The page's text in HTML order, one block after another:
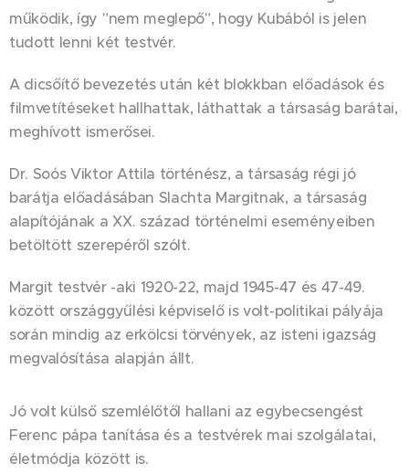
működik, így "nem meglepő", hogy Kubából is jelen
tudott lenni két testvér.
A dicsőítő bevezetés után két blokkban előadások és
filmvetítéseket hallhattak, láthattak a társaság barátai,
meghívott ismerősei.
Dr. Soós Viktor Attila történész, a társaság régi jó
barátja előadásában Slachta Margitnak, a társaság
alapítójának a XX. század történelmi eseményeiben
betöltött szerepéről szólt.
Margit testvér -aki 1920-22, majd 1945-47 és 47-49.
között országgyűlési képviselő is volt-politikai pályája
során mindig az erkölcsi törvények, az isteni igazság
megvalósítása alapján állt.
Jó volt külső szemlélőtől hallani az egybecsengést
Ferenc pápa tanítása és a testvérek mai szolgálatai,
életmódja között is.